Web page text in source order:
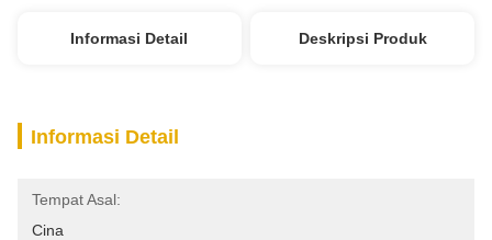
Informasi Detail Deskripsi Produk
Informasi Detail
Tempat Asal:
Cina